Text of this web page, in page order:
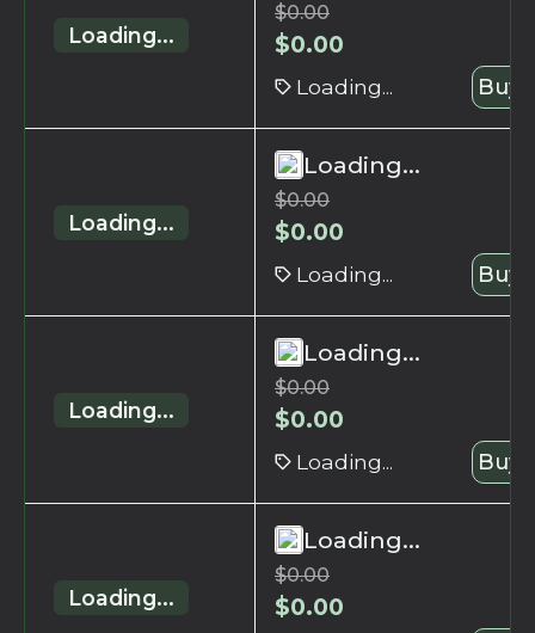
Loading...
$0.00
$0.00
Loading... Buy
Loading...
Loading...
$0.00
$0.00
Loading... Buy
Loading...
Loading...
$0.00
$0.00
Loading... Buy
Loading...
Loading...
$0.00
$0.00